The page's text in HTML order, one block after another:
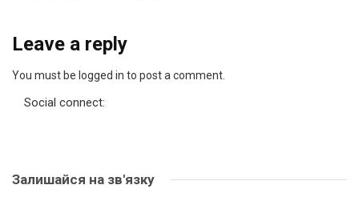
Leave a reply
You must be logged in to post a comment.
Social connect:
Залишайся на зв'язку